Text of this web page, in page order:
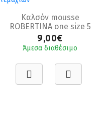
Καλσόν mousse
ROBERTINA one size 5
τεμαχίων
9,00€
Άμεσα διαθέσιμο